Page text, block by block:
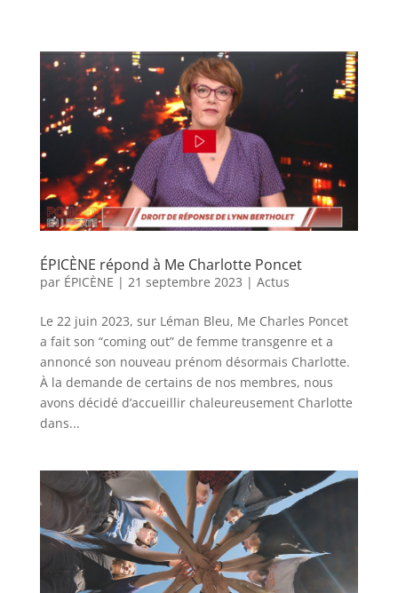
ÉPICÈNE répond à Me Charlotte Poncet
par ÉPICÈNE | 21 septembre 2023 | Actus
Le 22 juin 2023, sur Léman Bleu, Me Charles Poncet
a fait son “coming out” de femme transgenre et a
annoncé son nouveau prénom désormais Charlotte.
À la demande de certains de nos membres, nous
avons décidé d’accueillir chaleureusement Charlotte
dans...